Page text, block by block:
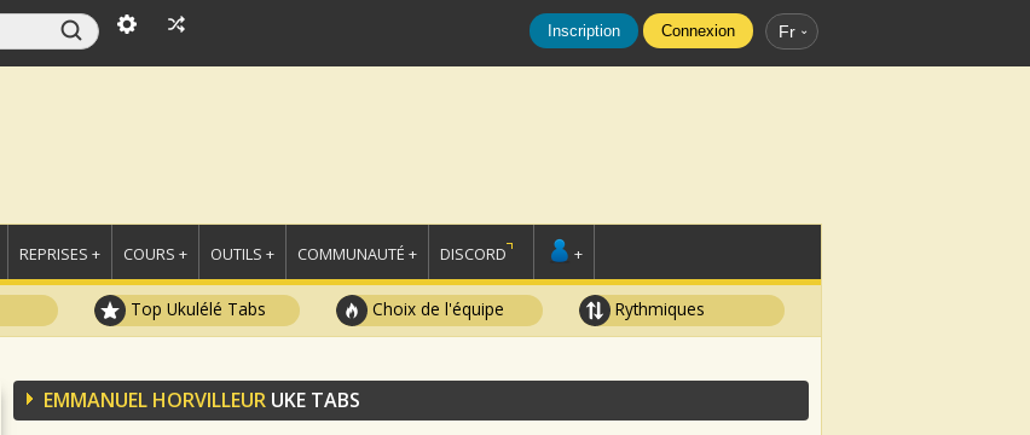
Inscription Connexion Fr
REPRISES + COURS + OUTILS + COMMUNAUTÉ + DISCORD +
Top Ukulélé Tabs Choix de l'équipe Rythmiques
EMMANUEL HORVILLEUR UKE TABS